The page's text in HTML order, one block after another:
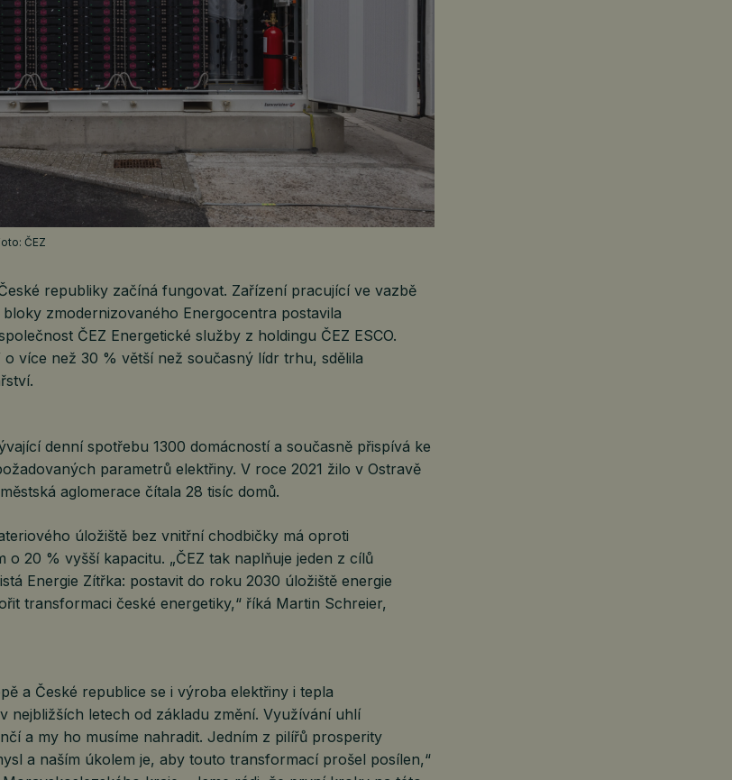
ČEZ
republiky začíná fungovat. Zařízení pracující ve vazbě
zmodernizovaného Energocentra postavila
ČEZ Energetické služby z holdingu ČEZ ESCO.
o více než 30 % větší než současný lídr trhu, sdělila
denní spotřebu 1300 domácností a současně přispívá ke
parametrů elektřiny. V roce 2021 žilo v Ostravě
aglomerace čítala 28 tisíc domů.
úložiště bez vnitřní chodbičky má oproti
o 20 % vyšší kapacitu. „ČEZ tak naplňuje jeden z cílů
Energie Zítřka: postavit do roku 2030 úložiště energie
transformaci české energetiky,“ říká Martin Schreier,
a České republice se i výroba elektřiny i tepla
nejbližších letech od základu změní. Využívání uhlí
a my ho musíme nahradit. Jedním z pilířů prosperity
a naším úkolem je, aby touto transformací prošel posílen,“